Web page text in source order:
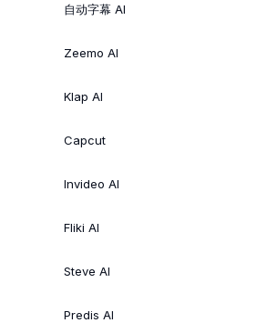
自动字幕 AI
Zeemo AI
Klap AI
Capcut
Invideo AI
Fliki AI
Steve AI
Predis AI